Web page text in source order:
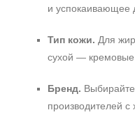
и успокаивающее
Тип кожи. Для
сухой — кремовые
Бренд.
производителей с